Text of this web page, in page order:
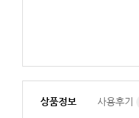
상품정보 사용후기